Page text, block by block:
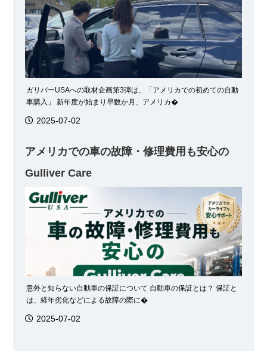
ガリバーUSAへの取材企画第3弾は、「アメリカでの初めての自動
車購入」 新年度が始まり早数か月、アメリカ�
2025-07-02
アメリカでの車の故障・修理費用も安心の
Gulliver Care
意外と知らない自動車の保証について 自動車の保証とは？ 保証と
は、経年劣化などによる故障の際に�
2025-07-02